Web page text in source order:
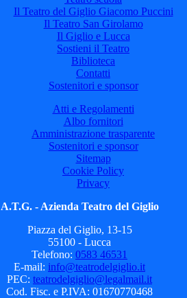
Il Teatro del Giglio Giacomo Puccini
Il Teatro San Girolamo
Il Giglio e Lucca
Sostieni il Teatro
Biblioteca
Contatti
Sostenitori e sponsor
Atti e Regolamenti
Albo fornitori
Amministrazione trasparente
Sostenitori e sponsor
Sitemap
Cookie Policy
Privacy
A.T.G. - Azienda Teatro del Giglio
Piazza del Giglio, 13-15
55100 - Lucca
Telefono: 0583 46531
E-mail: info@teatrodelgiglio.it
PEC: teatrodelgiglio@legalmail.it
Cod. Fisc. e P.IVA: 01670770468